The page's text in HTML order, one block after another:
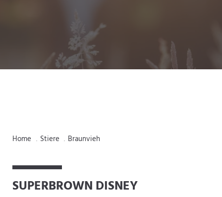
Home . Stiere . Braunvieh
SUPERBROWN DISNEY